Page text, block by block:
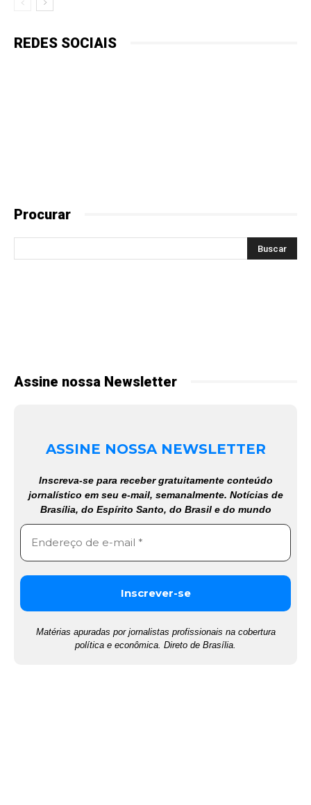
REDES SOCIAIS
Procurar
Assine nossa Newsletter
ASSINE NOSSA NEWSLETTER
Inscreva-se para receber gratuitamente conteúdo
jornalístico em seu e-mail, semanalmente. Notícias de
Brasília, do Espírito Santo, do Brasil e do mundo
Matérias apuradas por jornalistas profissionais na cobertura
política e econômica. Direto de Brasília.